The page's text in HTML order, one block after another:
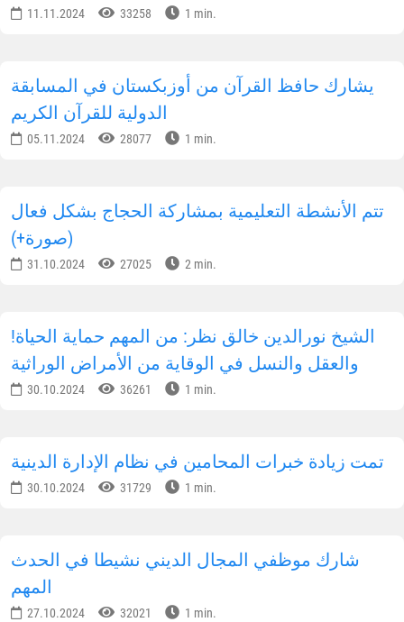
11.11.2024 33258 1 min.
يشارك حافظ القرآن من أوزبكستان في المسابقة
الدولية للقرآن الكريم
05.11.2024 28077 1 min.
تتم الأنشطة التعليمية بمشاركة الحجاج بشكل فعال
(صورة+)
31.10.2024 27025 2 min.
!الشيخ نورالدين خالق نظر: من المهم حماية الحياة
والعقل والنسل في الوقاية من الأمراض الوراثية
30.10.2024 36261 1 min.
تمت زيادة خبرات المحامين في نظام الإدارة الدينية
30.10.2024 31729 1 min.
شارك موظفي المجال الديني نشيطا في الحدث
المهم
27.10.2024 32021 1 min.